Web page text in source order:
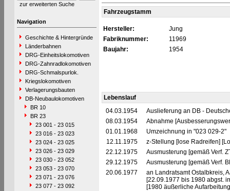
zur erweiterten Suche
Navigation
Geschichte & Hintergründe
Länderbahnen
DRG-Einheitslokomotiven
DRG-Zahnradlokomotiven
DRG-Schmalspurlok.
Kriegslokomotiven
Verlagerungsbauten
DB-Neubaulokomotiven
BR 10
BR 23
23 001 - 23 015
23 016 - 23 023
23 024 - 23 025
23 026 - 23 029
23 030 - 23 052
23 053 - 23 070
23 071 - 23 076
23 077 - 23 092
Fahrzeugstamm
Hersteller:
Jung
Fabriknummer:
11969
Baujahr:
1954
Lebenslauf
04.03.1954
Auslieferung an DB -
08.03.1954
Abnahme
01.01.1968
Umzeichnung in "023 029-2"
12.11.1975
z-Stellung [lose Radreifen]
22.12.1975
Ausmusterung [gemäß Verf.
29.12.1975
Ausmusterung [gemäß Verf.
20.06.1977
an Landratsamt Ostalbkreis,
[22.09.1977 bis 1980 abgst.
[1980 äußerliche